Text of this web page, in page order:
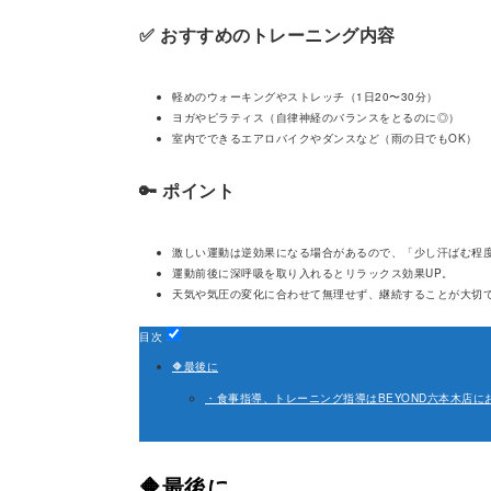
✅ おすすめのトレーニング内容
軽めのウォーキングやストレッチ（1日20〜30分）
ヨガやピラティス（自律神経のバランスをとるのに◎）
室内でできるエアロバイクやダンスなど（雨の日でもOK）
🔑 ポイント
激しい運動は逆効果になる場合があるので、「少し汗ばむ程
運動前後に深呼吸を取り入れるとリラックス効果UP。
天気や気圧の変化に合わせて無理せず、継続することが大切で
目次
🔶最後に
・食事指導、トレーニング指導はBEYOND六本木店に